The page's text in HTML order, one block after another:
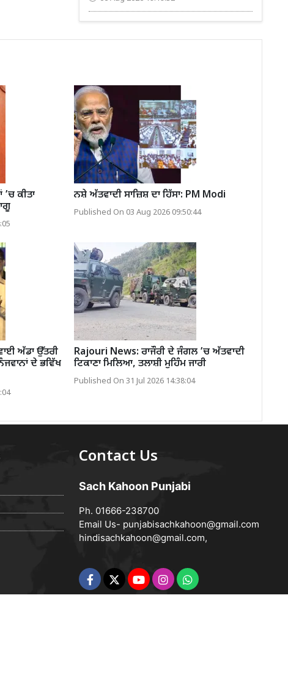
ਕੀਤਾ
ਨਸ਼ੇ ਅੱਤਵਾਦੀ ਸਾਜ਼ਿਸ਼ ਦਾ ਹਿੱਸਾ: PM Modi
Published On 03 Aug 2026 09:50:44
ਅੱਡਾ ਉੱਤਰੀ
ਦੇ ਭਵਿੱਖ
Rajouri News: ਰਾਜੌਰੀ ਦੇ ਜੰਗਲ ’ਚ ਅੱਤਵਾਦੀ
ਟਿਕਾਣਾ ਮਿਲਿਆ, ਤਲਾਸ਼ੀ ਮੁਹਿੰਮ ਜਾਰੀ
Published On 31 Jul 2026 14:38:04
Contact Us
Sach Kahoon Punjabi
Ph. 01666-238700
Email Us- punjabisachkahoon@gmail.com
hindisachkahoon@gmail.com,